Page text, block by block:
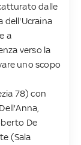
dalle
dell'Ucraina
a
verso la
uno scopo
78) con
De
(Sala